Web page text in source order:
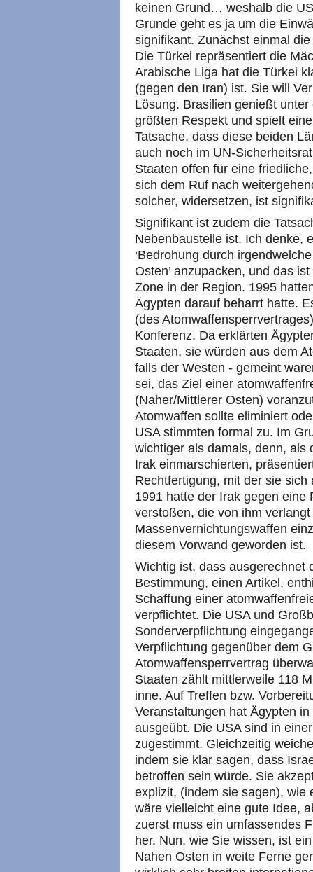
keinen Grund… weshalb die
Grunde geht es ja um die
signifikant. Zunächst einmal
Die Türkei repräsentiert die
Arabische Liga hat die Türkei
(gegen den Iran) ist. Sie will
Lösung. Brasilien genießt
größten Respekt und spielt
Tatsache, dass diese beiden
auch noch im UN-
Staaten offen für eine
sich dem Ruf nach
solcher, widersetzen, ist
Signifikant ist zudem die
Nebenbaustelle ist. Ich denke,
‘Bedrohung durch
Osten’ anzupacken, und das
Zone in der Region. 1995
Ägypten darauf beharrt hatte.
(des
Konferenz. Da erklärten
Staaten, sie würden aus dem
falls der Westen - gemeint
sei, das Ziel einer
(Naher/Mittlerer Osten)
Atomwaffen sollte eliminiert
USA stimmten formal zu. Im
wichtiger als damals, denn, als
Irak einmarschierten,
Rechtfertigung, mit der sie
1991 hatte der Irak gegen eine
verstoßen, die von ihm
Massenvernichtungswaffen
diesem Vorwand geworden ist.
Wichtig ist, dass ausgerechnet
Bestimmung, einen Artikel,
Schaffung einer
verpflichtet. Die USA und
Sonderverpflichtung
Verpflichtung gegenüber dem
Atomwaffensperrvertrag
Staaten zählt mittlerweile 118
inne. Auf Treffen bzw.
Veranstaltungen hat Ägypten
ausgeübt. Die USA sind in
zugestimmt. Gleichzeitig
indem sie klar sagen, dass
betroffen sein würde. Sie
explizit, (indem sie sagen), wie
wäre vielleicht eine gute Idee,
zuerst muss ein umfassendes
her. Nun, wie Sie wissen, ist
Nahen Osten in weite Ferne